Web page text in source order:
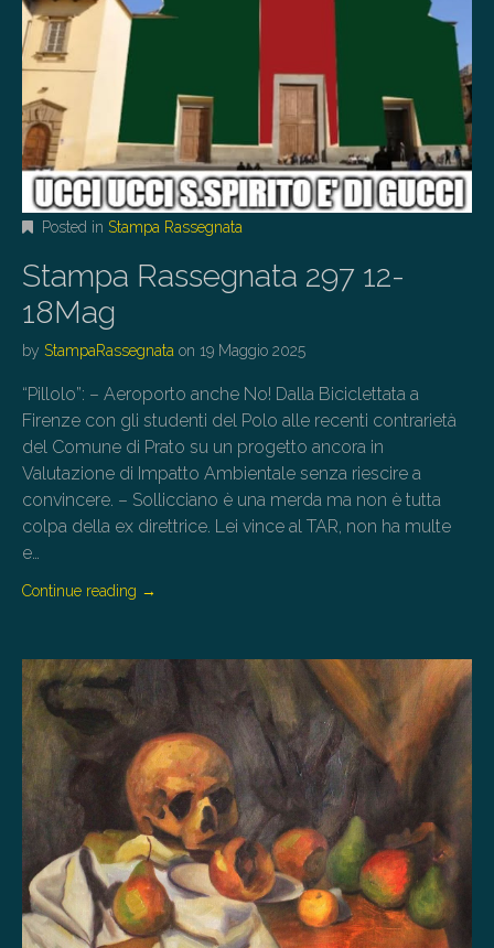
Posted in Stampa Rassegnata
Stampa Rassegnata 297 12-
18Mag
by StampaRassegnata on 19 Maggio 2025
“Pillolo”: – Aeroporto anche No! Dalla Biciclettata a
Firenze con gli studenti del Polo alle recenti contrarietà
del Comune di Prato su un progetto ancora in
Valutazione di Impatto Ambientale senza riescire a
convincere. – Sollicciano è una merda ma non è tutta
colpa della ex direttrice. Lei vince al TAR, non ha multe
e…
Continue reading →